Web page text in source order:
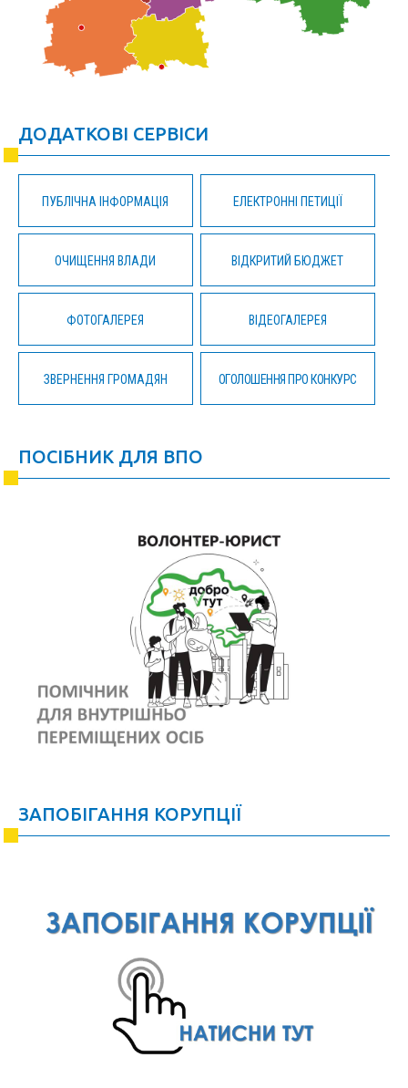
ДОДАТКОВІ СЕРВІСИ
ПУБЛІЧНА ІНФОРМАЦІЯ ЕЛЕКТРОННІ ПЕТИЦІЇ
ОЧИЩЕННЯ ВЛАДИ ВІДКРИТИЙ БЮДЖЕТ
ФОТОГАЛЕРЕЯ ВІДЕОГАЛЕРЕЯ
ЗВЕРНЕННЯ ГРОМАДЯН ОГОЛОШЕННЯ ПРО КОНКУРС
ПОСІБНИК ДЛЯ ВПО
ЗАПОБІГАННЯ КОРУПЦІЇ